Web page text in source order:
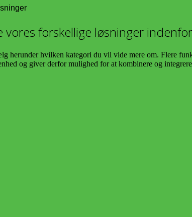
vores forskellige løsninger
herunder hvilken kategori du vil vide mere om. Flere
og giver derfor mulighed for at kombinere og